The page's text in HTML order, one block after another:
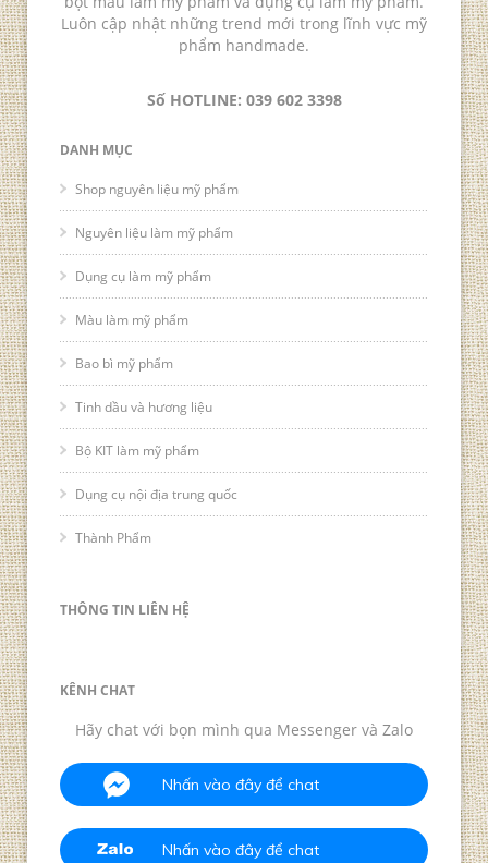
Luôn cập nhật những trend mới trong lĩnh vực mỹ
phẩm handmade.
Số HOTLINE: 039 602 3398
DANH MỤC
Shop nguyên liệu mỹ phẩm
Nguyên liệu làm mỹ phẩm
Dụng cụ làm mỹ phẩm
Màu làm mỹ phẩm
Bao bì mỹ phẩm
Tinh dầu và hương liệu
Bộ KIT làm mỹ phẩm
Dụng cụ nội địa trung quốc
Thành Phẩm
THÔNG TIN LIÊN HỆ
KÊNH CHAT
Hãy chat với bọn mình qua Messenger và Zalo
Nhấn vào đây để chat
Nhấn vào đây để chat